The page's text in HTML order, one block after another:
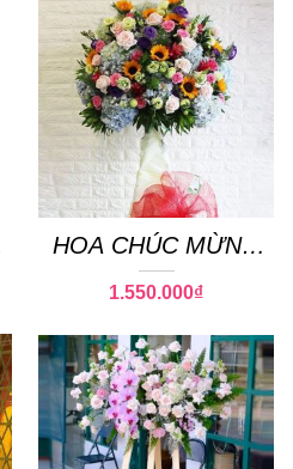
HOA CHÚC MỪNG
18
1.550.000₫